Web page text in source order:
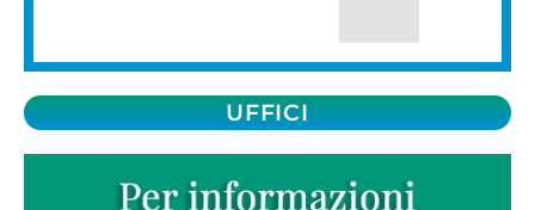
UFFICI